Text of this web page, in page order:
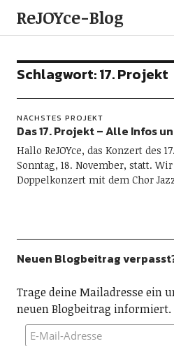
ReJOYce-Blog
Schlagwort:17. Projekt
NÄCHSTES PROJEKT
Das 17. Projekt – Alle Infos
Hallo ReJOYce, das Konzert des
Sonntag, 18. November, statt.
Doppelkonzert mit dem Chor
Neuen Blogbeitrag
Trage deine Mailadresse ein
neuen Blogbeitrag informiert.